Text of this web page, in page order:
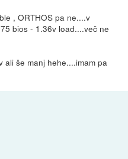
, ORTHOS pa ne....v
bios - 1.36v load....več ne
ali še manj hehe....imam pa